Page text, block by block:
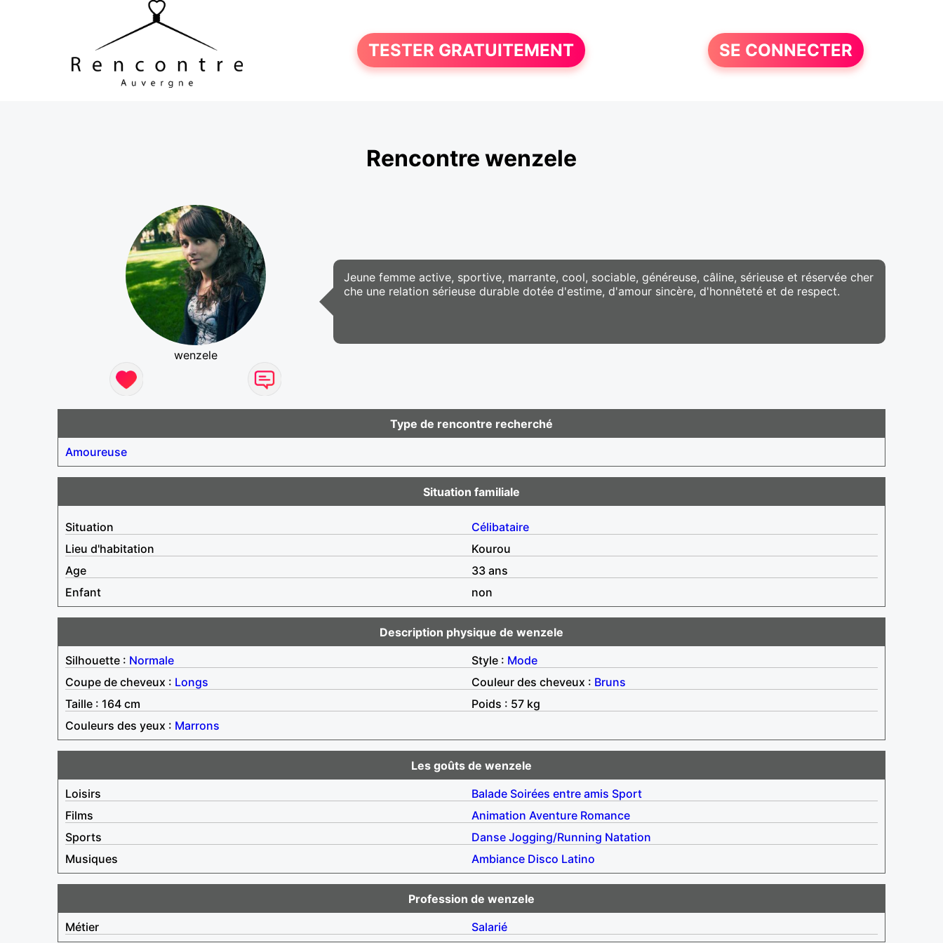
TESTER GRATUITEMENT SE CONNECTER
Rencontre wenzele
wenzele
Jeune femme active, sportive, marrante, cool, sociable, généreuse, câline, sérieuse et réservée cher
che une relation sérieuse durable dotée d'estime, d'amour sincère, d'honnêteté et de respect.
Type de rencontre recherché
Amoureuse
Situation familiale
Situation
Célibataire
Lieu d'habitation
Kourou
Age
33 ans
Enfant
non
Description physique de wenzele
Silhouette : Normale Style : Mode
Coupe de cheveux : Longs Couleur des cheveux : Bruns
Taille : 164 cm
Poids : 57 kg
Couleurs des yeux : Marrons
Les goûts de wenzele
Loisirs
Balade Soirées entre amis Sport
Films
Animation Aventure Romance
Sports
Danse Jogging/Running Natation
Musiques
Ambiance Disco Latino
Profession de wenzele
Métier
Salarié